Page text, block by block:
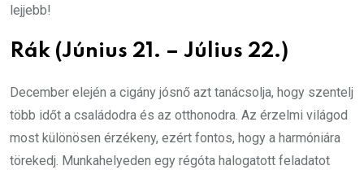
lejjebb!
Rák (Június 21. – Július 22.)
December elején a cigány jósnő azt tanácsolja, hogy szentelj
több időt a családodra és az otthonodra. Az érzelmi világod
most különösen érzékeny, ezért fontos, hogy a harmóniára
törekedj. Munkahelyeden egy régóta halogatott feladatot